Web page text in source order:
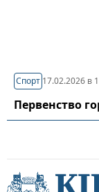
Спорт 17.02.2026 в
Первенство